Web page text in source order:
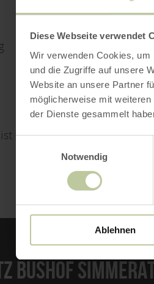
Diese Webseite verwendet
Wir verwenden Cookies,
und die Zugriffe auf unsere
Website an unsere Partner
möglicherweise mit
der Dienste gesammelt
Notwendig
Ablehnen
00:00 - 23:59
00:00 - 23:59
00:00 - 23:59
ist kostenfrei und ganzjährig
BUSHOF